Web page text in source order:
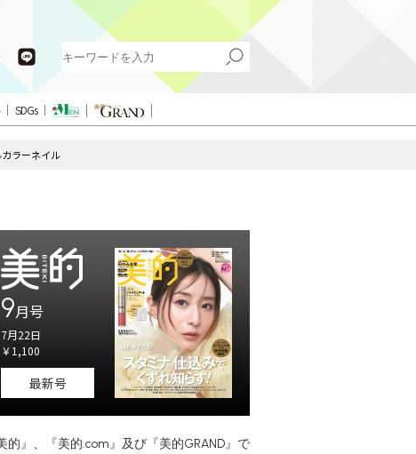
SDGs
ラーネイル
9月号
7月22日
￥1,100
最新号
的』、『美的.com』及び『美的GRAND』で